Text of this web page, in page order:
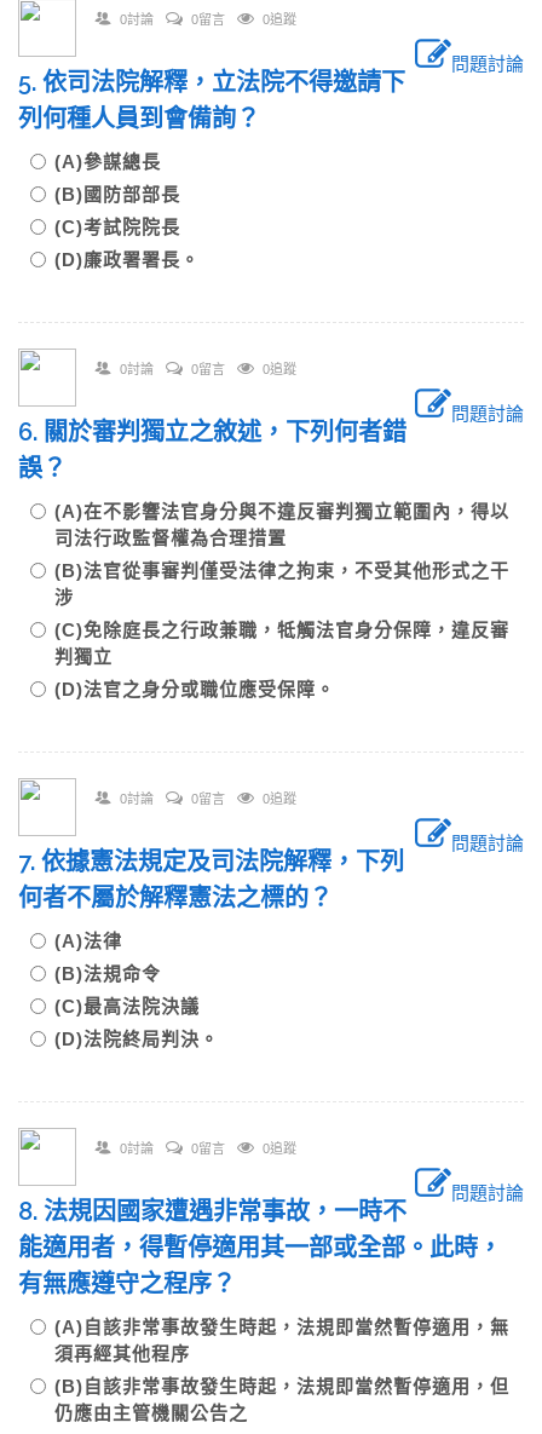
0討論 0留言 0追蹤
問題討論
5. 依司法院解釋，立法院不得邀請下
列何種人員到會備詢？
(A)參謀總長
(B)國防部部長
(C)考試院院長
(D)廉政署署長。
0討論 0留言 0追蹤
問題討論
6. 關於審判獨立之敘述，下列何者錯
誤？
(A)在不影響法官身分與不違反審判獨立範圍內，得以
司法行政監督權為合理措置
(B)法官從事審判僅受法律之拘束，不受其他形式之干
涉
(C)免除庭長之行政兼職，牴觸法官身分保障，違反審
判獨立
(D)法官之身分或職位應受保障。
0討論 0留言 0追蹤
問題討論
7. 依據憲法規定及司法院解釋，下列
何者不屬於解釋憲法之標的？
(A)法律
(B)法規命令
(C)最高法院決議
(D)法院終局判決。
0討論 0留言 0追蹤
問題討論
8. 法規因國家遭遇非常事故，一時不
能適用者，得暫停適用其一部或全部。此時，
有無應遵守之程序？
(A)自該非常事故發生時起，法規即當然暫停適用，無
須再經其他程序
(B)自該非常事故發生時起，法規即當然暫停適用，但
仍應由主管機關公告之